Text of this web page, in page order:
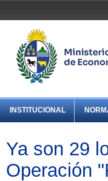
INSTITUCIONAL
Ya son 29
Operación